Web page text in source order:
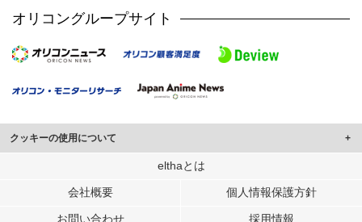
オリコングループサイト
クッキーの使用について
このサイトでは Cookie を使用して、ユーザーに合わせたコンテンツや広告の
行っています。
メディアや広告配信、データ解析の各パートナーに提供しています。
elthaとは
会社概要 個人情報保護方針
お問い合わせ 採用情報